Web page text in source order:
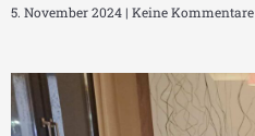
5. November 2024 Keine Kommentare